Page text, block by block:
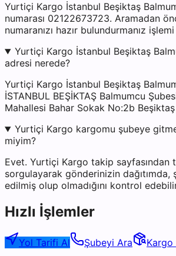
Yurtiçi Kargo İstanbul Beşiktaş
numarası 02122673723. Aramadan
numaranızı hazır bulundurmanız işlemi
Yurtiçi Kargo İstanbul Beşiktaş
adresi nerede?
Yurtiçi Kargo İstanbul Beşiktaş
İSTANBUL BEŞİKTAŞ Balmumcu
Mahallesi Bahar Sokak No:2b
Yurtiçi Kargo kargomu şubeye
miyim?
Evet. Yurtiçi Kargo takip sayfasından
sorgulayarak gönderinizin dağıtımda,
edilmiş olup olmadığını kontrol
Hızlı İşlemler
Yol Tarifi Al Şubeyi Ara
Kargo